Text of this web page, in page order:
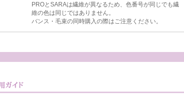
PROとSARAは繊維が異なるため、色番号が同じでも繊
維の色は同じではありません。
バンス・毛束の同時購入の際はご注意ください。